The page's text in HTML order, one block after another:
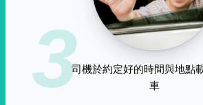
3司機於約定好的時間與地點
車